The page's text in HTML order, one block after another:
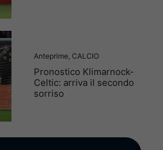
Anteprime CALCIO
Pronostico Klimarnock-
Celtic: arriva il secondo
sorriso